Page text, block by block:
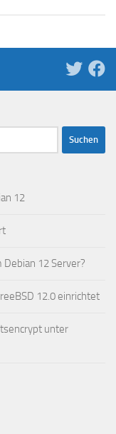
12
12 Server?
12.0 einrichtet
unter